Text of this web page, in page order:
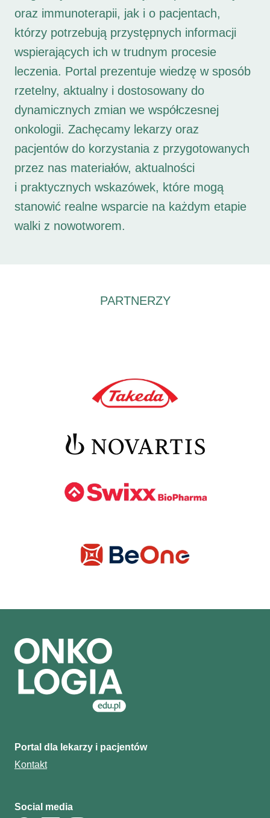
oraz immunoterapii, jak i o pacjentach,
którzy potrzebują przystępnych informacji
wspierających ich w trudnym procesie
leczenia. Portal prezentuje wiedzę w sposób
rzetelny, aktualny i dostosowany do
dynamicznych zmian we współczesnej
onkologii. Zachęcamy lekarzy oraz
pacjentów do korzystania z przygotowanych
przez nas materiałów, aktualności
i praktycznych wskazówek, które mogą
stanowić realne wsparcie na każdym etapie
walki z nowotworem.
PARTNERZY
Portal dla lekarzy i pacjentów
Kontakt
Social media